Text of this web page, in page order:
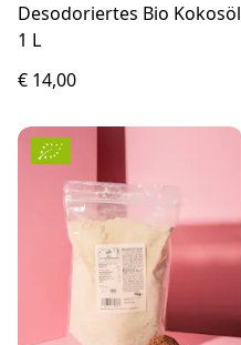
Desodoriertes Bio Kokosöl
1 L
€ 14,00